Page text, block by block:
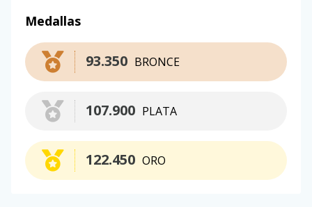
Medallas
BRONCE
93.350
PLATA
107.900
ORO
122.450